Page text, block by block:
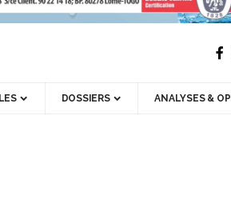
DOSSIERS ANALYSES &